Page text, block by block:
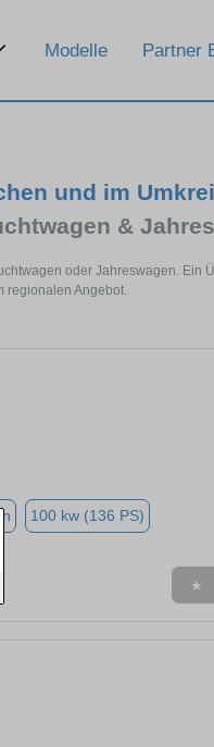
Modelle Partner
und im
&
oder Jahreswagen. Ein
regionalen Angebot.
100 kw (136 PS)
★